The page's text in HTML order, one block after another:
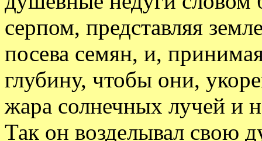
серпом, представляя
посева семян, и,
глубину, чтобы они,
жара солнечных лучей и
Так он возделывал свою